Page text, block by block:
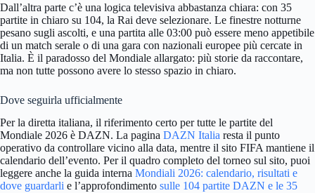
Dall’altra parte c’è una logica televisiva abbastanza chiara: con 35
partite in chiaro su 104, la Rai deve selezionare. Le finestre notturne
pesano sugli ascolti, e una partita alle 03:00 può essere meno appetibile
di un match serale o di una gara con nazionali europee più cercate in
Italia. È il paradosso del Mondiale allargato: più storie da raccontare,
ma non tutte possono avere lo stesso spazio in chiaro.
Dove seguirla ufficialmente
Per la diretta italiana, il riferimento certo per tutte le partite del
Mondiale 2026 è DAZN. La pagina DAZN Italia resta il punto
operativo da controllare vicino alla data, mentre il sito FIFA mantiene il
calendario dell’evento. Per il quadro completo del torneo sul sito, puoi
leggere anche la guida interna Mondiali 2026: calendario, risultati e
dove guardarli e l’approfondimento sulle 104 partite DAZN e le 35